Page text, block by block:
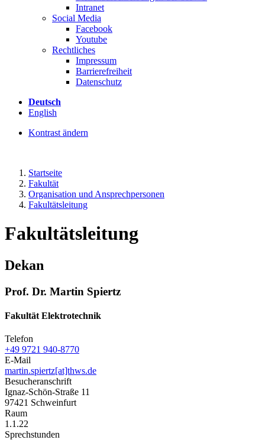
Intranet
Social Media
Facebook
Youtube
Rechtliches
Impressum
Barrierefreiheit
Datenschutz
Deutsch
English
Kontrast ändern
Startseite
Fakultät
Organisation und Ansprechpersonen
Fakultätsleitung
Fakultätsleitung
Dekan
Prof. Dr. Martin Spiertz
Fakultät Elektrotechnik
Telefon
+49 9721 940-8770
E-Mail
martin.spiertz[at]thws.de
Besucheranschrift
Ignaz-Schön-Straße 11
97421 Schweinfurt
Raum
1.1.22
Sprechstunden